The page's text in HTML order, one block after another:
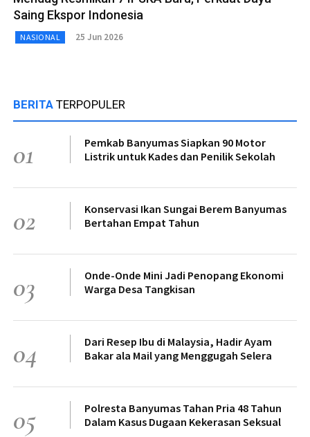
Saing Ekspor Indonesia
NASIONAL 25 Jun 2026
BERITA TERPOPULER
01
Pemkab Banyumas Siapkan 90 Motor
Listrik untuk Kades dan Penilik Sekolah
02
Konservasi Ikan Sungai Berem Banyumas
Bertahan Empat Tahun
03
Onde-Onde Mini Jadi Penopang Ekonomi
Warga Desa Tangkisan
04
Dari Resep Ibu di Malaysia, Hadir Ayam
Bakar ala Mail yang Menggugah Selera
05
Polresta Banyumas Tahan Pria 48 Tahun
Dalam Kasus Dugaan Kekerasan Seksual